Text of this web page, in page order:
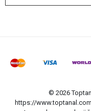
© 2026
https://